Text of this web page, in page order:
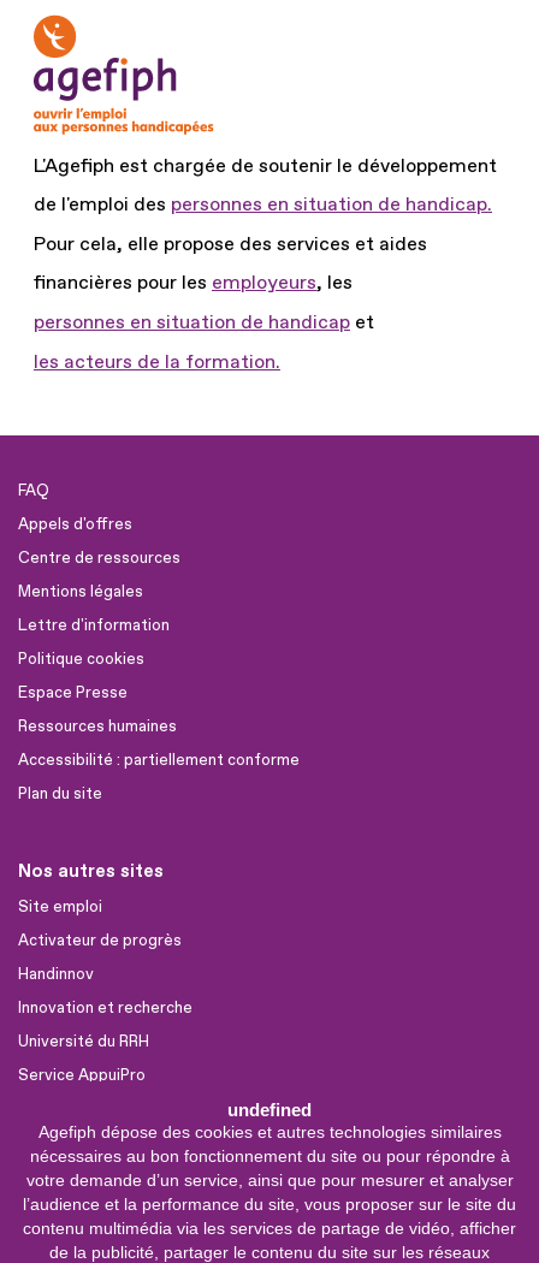
undefined
Agefiph dépose des cookies et autres technologies similaires
nécessaires au bon fonctionnement du site ou pour répondre à
votre demande d’un service, ainsi que pour mesurer et analyser
l’audience et la performance du site, vous proposer sur le site du
contenu multimédia via les services de partage de vidéo, afficher
de la publicité, partager le contenu du site sur les réseaux
L'Agefiph est chargée de soutenir le développement
de l'emploi des personnes en situation de handicap.
Pour cela, elle propose des services et aides
financières pour les employeurs, les
personnes en situation de handicap et
les acteurs de la formation.
FAQ
Appels d'offres
Centre de ressources
Mentions légales
Lettre d'information
Politique cookies
Espace Presse
Ressources humaines
Accessibilité : partiellement conforme
Plan du site
Nos autres sites
Site emploi
Activateur de progrès
Handinnov
Innovation et recherche
Université du RRH
Service AppuiPro
Nous suivre
Youtube
Linkedin
Facebook